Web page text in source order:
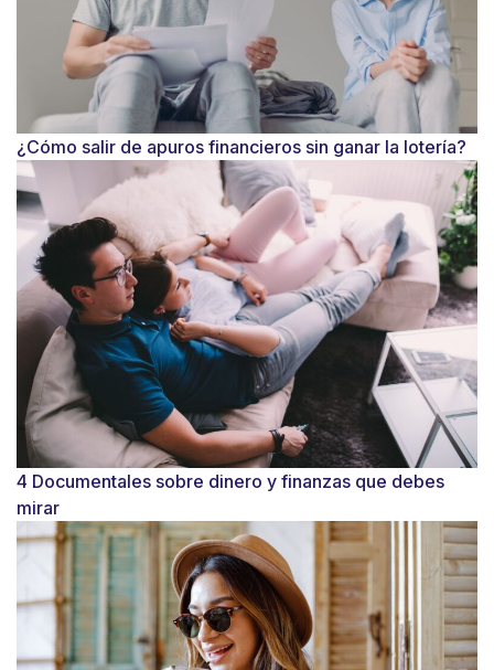
¿Cómo salir de apuros financieros sin ganar la lotería?
4 Documentales sobre dinero y finanzas que debes
mirar